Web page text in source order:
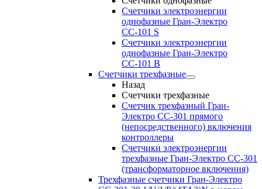
Счетчики электроэнергии
однофазные Гран-Электро
СС-101 S
Счетчики электроэнергии
однофазные Гран-Электро
СС-101 B
Счетчики трехфазные
Назад
Счетчики трехфазные
Счетчик трехфазный Гран-
Электро CC-301 прямого
(непосредственного) включения
контроллеры
Счетчики электроэнергии
трехфазные Гран-Электро CC-301
(трансформаторное включения)
Трехфазные счетчики Гран-Электро